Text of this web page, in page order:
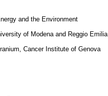
and the Environment
of Modena and Reggio Emilia
Cancer Institute of Genova